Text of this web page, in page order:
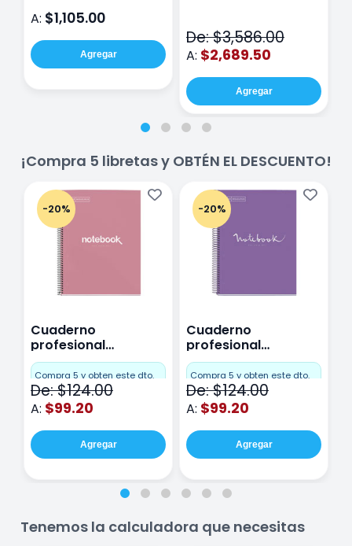
A: $1,105.00
Agregar
De: $3,586.00
A: $2,689.50
Agregar
¡Compra 5 libretas y OBTÉN EL DESCUENTO!
-20%
Cuaderno
profesional
Miquelrius Emotions
Cuadro Chico 80
hojas Rosa
Compra 5 y obten este dto.
De: $124.00
A: $99.20
Agregar
-20%
Cuaderno
profesional
Miquelrius Emotions
raya 80 hojas
Purpura
Compra 5 y obten este dto.
De: $124.00
A: $99.20
Agregar
Tenemos la calculadora que necesitas